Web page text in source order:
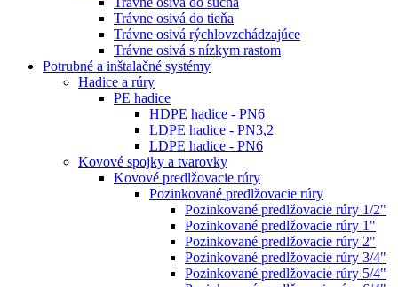
Trávne osivá do tieňa
Trávne osivá rýchlovzchádzajúce
Trávne osivá s nízkym rastom
Potrubné a inštalačné systémy
Hadice a rúry
PE hadice
HDPE hadice - PN6
LDPE hadice - PN3,2
LDPE hadice - PN6
Kovové spojky a tvarovky
Kovové predlžovacie rúry
Pozinkované predlžovacie rúry
Pozinkované predlžovacie rúry 1/2"
Pozinkované predlžovacie rúry 1"
Pozinkované predlžovacie rúry 2"
Pozinkované predlžovacie rúry 3/4"
Pozinkované predlžovacie rúry 5/4"